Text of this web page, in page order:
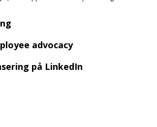
advocacy
på LinkedIn